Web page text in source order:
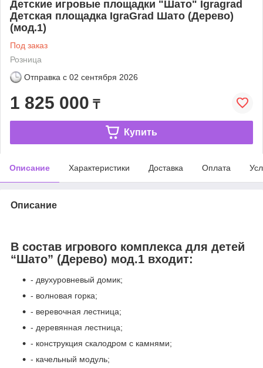
Детские игровые площадки "Шато" Igragrad
Детская площадка IgraGrad Шато (Дерево)
(мод.1)
Под заказ
Розница
Отправка с 02 сентября 2026
1 825 000 ₸
Купить
Описание Характеристики Доставка Оплата
Описание
В состав игрового комплекса для детей
“Шато” (Дерево) мод.1 входит:
- двухуровневый домик;
- волновая горка;
- веревочная лестница;
- деревянная лестница;
- конструкция скалодром с камнями;
- качельный модуль;